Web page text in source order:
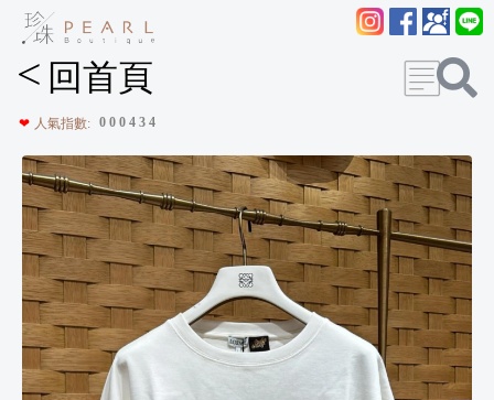
< 回首頁
❤ 人氣指數: 0 0 0 4 3 4